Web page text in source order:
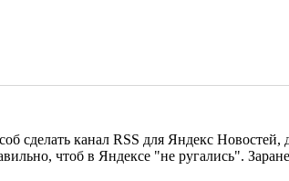
канал RSS для Яндекс
чтоб в Яндексе "не ругались".